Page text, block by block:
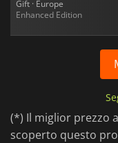
Gift · Europe
Enhanced Edition
(*) Il miglior prezzo
scoperto questo